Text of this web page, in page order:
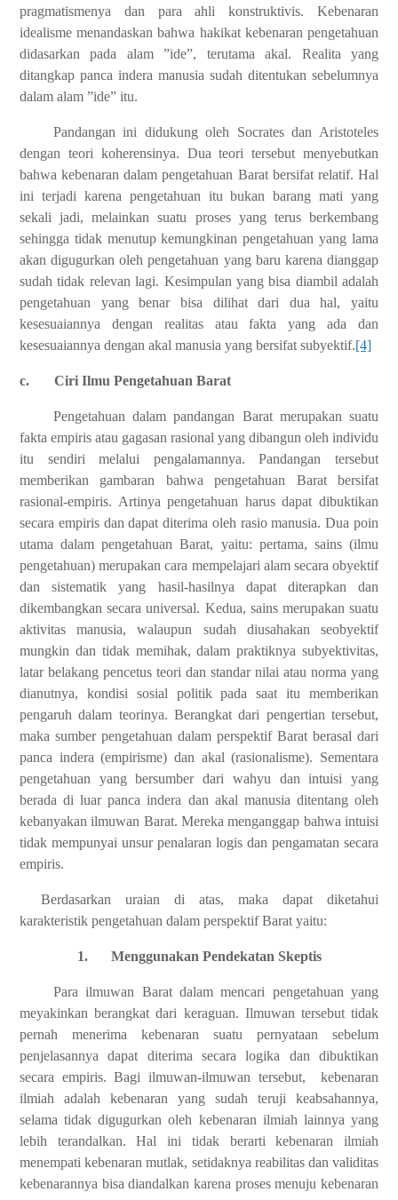
pragmatismenya dan para ahli konstruktivis. Kebenaran
idealisme menandaskan bahwa hakikat kebenaran pengetahuan
didasarkan pada alam ”ide”, terutama akal. Realita yang
ditangkap panca indera manusia sudah ditentukan sebelumnya
dalam alam ”ide” itu.
Pandangan ini didukung oleh Socrates dan Aristoteles
dengan teori koherensinya. Dua teori tersebut menyebutkan
bahwa kebenaran dalam pengetahuan Barat bersifat relatif. Hal
ini terjadi karena pengetahuan itu bukan barang mati yang
sekali jadi, melainkan suatu proses yang terus berkembang
sehingga tidak menutup kemungkinan pengetahuan yang lama
akan digugurkan oleh pengetahuan yang baru karena dianggap
sudah tidak relevan lagi. Kesimpulan yang bisa diambil adalah
pengetahuan yang benar bisa dilihat dari dua hal, yaitu
kesesuaiannya dengan realitas atau fakta yang ada dan
kesesuaiannya dengan akal manusia yang bersifat subyektif.[4]
c. Ciri Ilmu Pengetahuan Barat
Pengetahuan dalam pandangan Barat merupakan suatu
fakta empiris atau gagasan rasional yang dibangun oleh individu
itu sendiri melalui pengalamannya. Pandangan tersebut
memberikan gambaran bahwa pengetahuan Barat bersifat
rasional-empiris. Artinya pengetahuan harus dapat dibuktikan
secara empiris dan dapat diterima oleh rasio manusia. Dua poin
utama dalam pengetahuan Barat, yaitu: pertama, sains (ilmu
pengetahuan) merupakan cara mempelajari alam secara obyektif
dan sistematik yang hasil-hasilnya dapat diterapkan dan
dikembangkan secara universal. Kedua, sains merupakan suatu
aktivitas manusia, walaupun sudah diusahakan seobyektif
mungkin dan tidak memihak, dalam praktiknya subyektivitas,
latar belakang pencetus teori dan standar nilai atau norma yang
dianutnya, kondisi sosial politik pada saat itu memberikan
pengaruh dalam teorinya. Berangkat dari pengertian tersebut,
maka sumber pengetahuan dalam perspektif Barat berasal dari
panca indera (empirisme) dan akal (rasionalisme). Sementara
pengetahuan yang bersumber dari wahyu dan intuisi yang
berada di luar panca indera dan akal manusia ditentang oleh
kebanyakan ilmuwan Barat. Mereka menganggap bahwa intuisi
tidak mempunyai unsur penalaran logis dan pengamatan secara
empiris.
Berdasarkan uraian di atas, maka dapat diketahui
karakteristik pengetahuan dalam perspektif Barat yaitu:
1. Menggunakan Pendekatan Skeptis
Para ilmuwan Barat dalam mencari pengetahuan yang
meyakinkan berangkat dari keraguan. Ilmuwan tersebut tidak
pernah menerima kebenaran suatu pernyataan sebelum
penjelasannya dapat diterima secara logika dan dibuktikan
secara empiris. Bagi ilmuwan-ilmuwan tersebut, kebenaran
ilmiah adalah kebenaran yang sudah teruji keabsahannya,
selama tidak digugurkan oleh kebenaran ilmiah lainnya yang
lebih terandalkan. Hal ini tidak berarti kebenaran ilmiah
menempati kebenaran mutlak, setidaknya reabilitas dan validitas
kebenarannya bisa diandalkan karena proses menuju kebenaran